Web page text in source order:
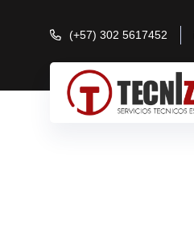
(+57) 302 5617452